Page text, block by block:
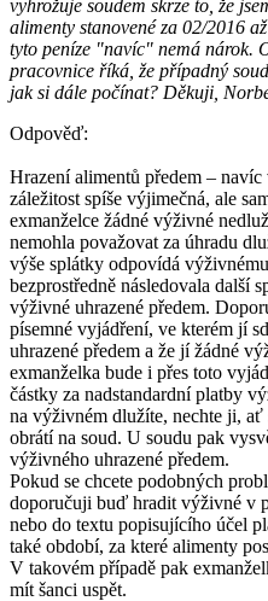
vyhrožuje soudem skrze to, že
alimenty stanovené za 02/2016
tyto peníze "navíc" nemá nárok.
pracovnice říká, že případný
jak si dále počínat? Děkuji,
Odpověď:
Hrazení alimentů předem –
záležitost spíše výjimečná, ale
exmanželce žádné výživné
nemohla považovat za úhradu
výše splátky odpovídá
bezprostředně následovala další
výživné uhrazené předem.
písemné vyjádření, ve kterém jí
uhrazené předem a že jí žádné
exmanželka bude i přes toto
částky za nadstandardní platby
na výživném dlužíte, nechte ji,
obrátí na soud. U soudu pak
výživného uhrazené předem.
Pokud se chcete podobných
doporučuji buď hradit výživné v
nebo do textu popisujícího účel
také období, za které alimenty
V takovém případě pak
mít šanci uspět.